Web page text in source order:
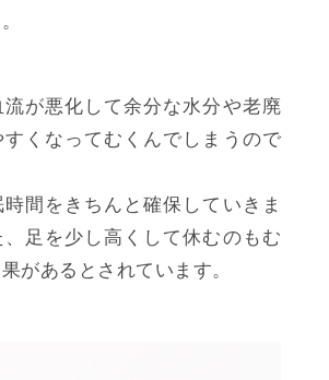
流が悪化して余分な水分や老廃
くなってむくんでしまうので
時間をきちんと確保していきま
、足を少し高くして休むのもむ
があるとされています。